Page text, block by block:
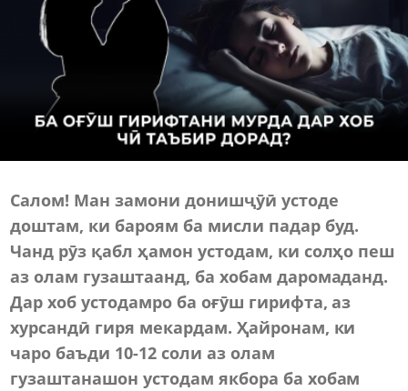
Салом! Ман замони донишҷӯӣ устоде
доштам, ки бароям ба мисли падар буд.
Чанд рӯз қабл ҳамон устодам, ки солҳо пеш
аз олам гузаштаанд, ба хобам даромаданд.
Дар хоб устодамро ба оғӯш гирифта, аз
хурсандӣ гиря мекардам. Ҳайронам, ки
чаро баъди 10-12 соли аз олам
гузаштанашон устодам якбора ба хобам